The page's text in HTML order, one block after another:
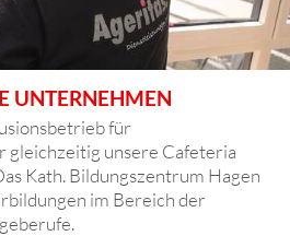
UNTERNEHMEN
für
gleichzeitig unsere Cafeteria
Kath. Bildungszentrum Hagen
im Bereich der